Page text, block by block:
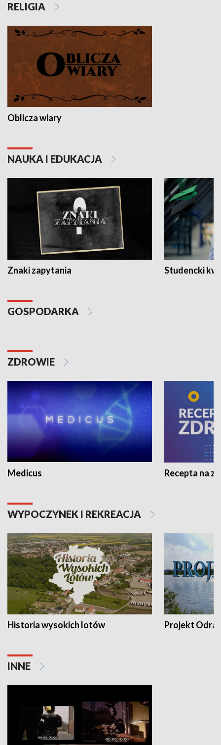
RELIGIA
Oblicza wiary
NAUKA I EDUKACJA
Znaki zapytania Studencki
GOSPODARKA
ZDROWIE
Medicus Recepta na
WYPOCZYNEK I REKREACJA
Historia wysokich lotów Projekt Odra
INNE